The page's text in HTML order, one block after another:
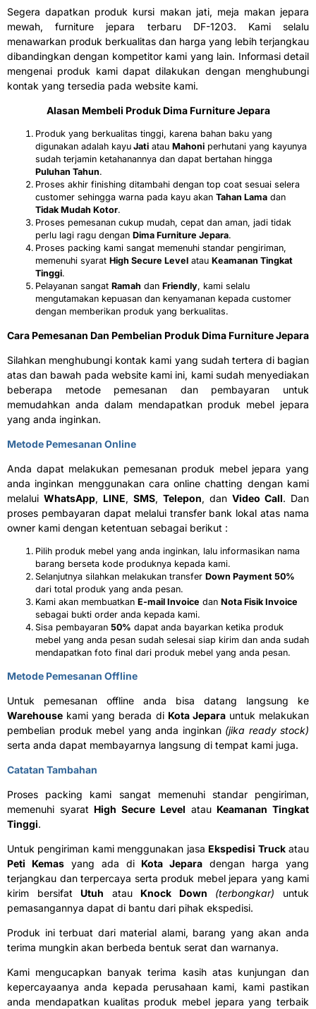
Segera dapatkan produk kursi makan jati, meja makan jepara
mewah, furniture jepara terbaru DF-1203. Kami selalu
menawarkan produk berkualitas dan harga yang lebih terjangkau
dibandingkan dengan kompetitor kami yang lain. Informasi detail
mengenai produk kami dapat dilakukan dengan menghubungi
kontak yang tersedia pada website kami.
Alasan Membeli Produk Dima Furniture Jepara
Produk yang berkualitas tinggi, karena bahan baku yang
digunakan adalah kayu Jati atau Mahoni perhutani yang kayunya
sudah terjamin ketahanannya dan dapat bertahan hingga
Puluhan Tahun.
Proses akhir finishing ditambahi dengan top coat sesuai selera
customer sehingga warna pada kayu akan Tahan Lama dan
Tidak Mudah Kotor.
Proses pemesanan cukup mudah, cepat dan aman, jadi tidak
perlu lagi ragu dengan Dima Furniture Jepara.
Proses packing kami sangat memenuhi standar pengiriman,
memenuhi syarat High Secure Level atau Keamanan Tingkat
Tinggi.
Pelayanan sangat Ramah dan Friendly, kami selalu
mengutamakan kepuasan dan kenyamanan kepada customer
dengan memberikan produk yang berkualitas.
Cara Pemesanan Dan Pembelian Produk Dima Furniture Jepara
Silahkan menghubungi kontak kami yang sudah tertera di bagian
atas dan bawah pada website kami ini, kami sudah menyediakan
beberapa metode pemesanan dan pembayaran untuk
memudahkan anda dalam mendapatkan produk mebel jepara
yang anda inginkan.
Metode Pemesanan Online
Anda dapat melakukan pemesanan produk mebel jepara yang
anda inginkan menggunakan cara online chatting dengan kami
melalui WhatsApp, LINE, SMS, Telepon, dan Video Call. Dan
proses pembayaran dapat melalui transfer bank lokal atas nama
owner kami dengan ketentuan sebagai berikut :
Pilih produk mebel yang anda inginkan, lalu informasikan nama
barang berseta kode produknya kepada kami.
Selanjutnya silahkan melakukan transfer Down Payment 50%
dari total produk yang anda pesan.
Kami akan membuatkan E-mail Invoice dan Nota Fisik Invoice
sebagai bukti order anda kepada kami.
Sisa pembayaran 50% dapat anda bayarkan ketika produk
mebel yang anda pesan sudah selesai siap kirim dan anda sudah
mendapatkan foto final dari produk mebel yang anda pesan.
Metode Pemesanan Offline
Untuk pemesanan offline anda bisa datang langsung ke
Warehouse kami yang berada di Kota Jeparauntuk melakukan
pembelian produk mebel yang anda inginkan (jika ready stock)
serta anda dapat membayarnya langsung di tempat kami juga.
Catatan Tambahan
Proses packing kami sangat memenuhi standar pengiriman,
memenuhi syarat High Secure Level atau Keamanan Tingkat
Tinggi.
Untuk pengiriman kami menggunakan jasa Ekspedisi Truckatau
Peti Kemasyang ada di Kota Jepara dengan harga yang
terjangkau dan terpercaya serta produk mebel jepara yang kami
kirim bersifat Utuh atau Knock Down (terbongkar) untuk
pemasangannya dapat di bantu dari pihak ekspedisi.
Produk ini terbuat dari material alami, barang yang akan anda
terima mungkin akan berbeda bentuk serat dan warnanya.
Kami mengucapkan banyak terima kasih atas kunjungan dan
kepercayaanya anda kepada perusahaan kami, kami pastikan
anda mendapatkan kualitas produk mebel jepara yang terbaik